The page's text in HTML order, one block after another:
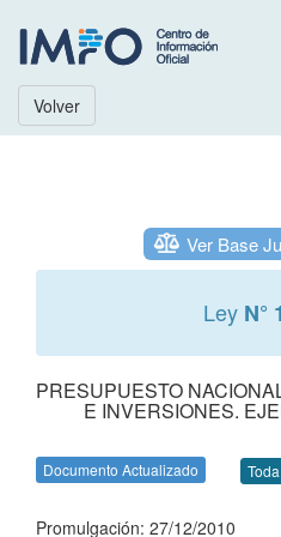
Volver
Ver Base
Ley N°
PRESUPUESTO
E INVERSIONES.
Documento Actualizado
Promulgación: 27/12/2010